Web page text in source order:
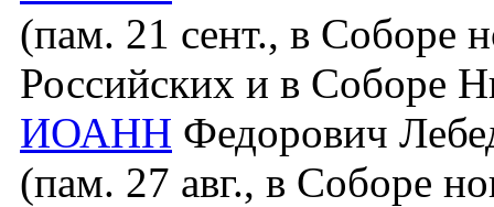
(пам. 21 сент., в Соборе
Российских и в Соборе
ИОАНН Федорович
(пам. 27 авг., в Соборе